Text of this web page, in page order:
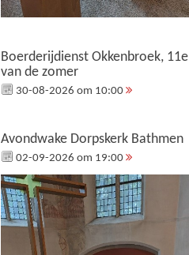
Boerderijdienst Okkenbroek, 11e
van de zomer
30-08-2026 om 10:00
Avondwake Dorpskerk Bathmen
02-09-2026 om 19:00